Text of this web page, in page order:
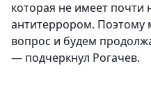
которая не имеет почти
антитеррором. Поэтому
вопрос и будем
— подчеркнул Рогачев.